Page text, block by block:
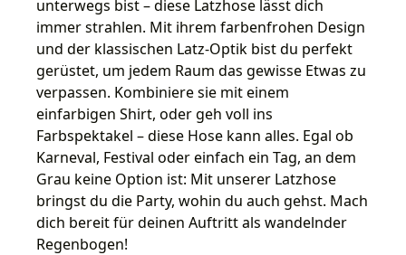
unterwegs bist – diese Latzhose lässt dich
immer strahlen. Mit ihrem farbenfrohen Design
und der klassischen Latz-Optik bist du perfekt
gerüstet, um jedem Raum das gewisse Etwas zu
verpassen. Kombiniere sie mit einem
einfarbigen Shirt, oder geh voll ins
Farbspektakel – diese Hose kann alles. Egal ob
Karneval, Festival oder einfach ein Tag, an dem
Grau keine Option ist: Mit unserer Latzhose
bringst du die Party, wohin du auch gehst. Mach
dich bereit für deinen Auftritt als wandelnder
Regenbogen!